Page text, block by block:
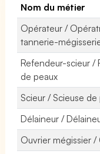
Nom du métier
Opérateur /
tannerie-
Refendeur-scieur /
de peaux
Scieur / Scieuse de
Délaineur /
Ouvrier mégissier